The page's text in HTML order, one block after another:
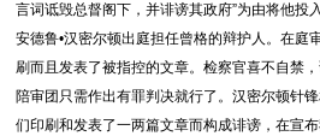
言词诋毁总督阁下，并诽谤其政府”为由将他投
安德鲁•汉密尔顿出庭担任曾格的辩护人。在庭
刷而且发表了被指控的文章。检察官喜不自禁
陪审团只需作出有罪判决就行了。汉密尔顿针
们印刷和发表了一两篇文章而构成诽谤，在宣